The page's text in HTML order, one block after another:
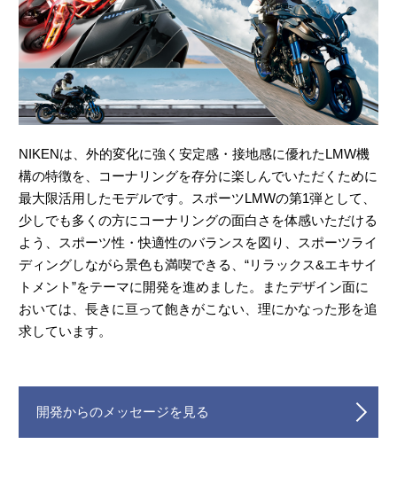
NIKENは、外的変化に強く安定感・接地感に優れたLMW機
構の特徴を、コーナリングを存分に楽しんでいただくために
最大限活用したモデルです。スポーツLMWの第1弾として、
少しでも多くの方にコーナリングの面白さを体感いただける
よう、スポーツ性・快適性のバランスを図り、スポーツライ
ディングしながら景色も満喫できる、“リラックス&エキサイ
トメント”をテーマに開発を進めました。またデザイン面に
おいては、長きに亘って飽きがこない、理にかなった形を追
求しています。
開発からのメッセージを見る